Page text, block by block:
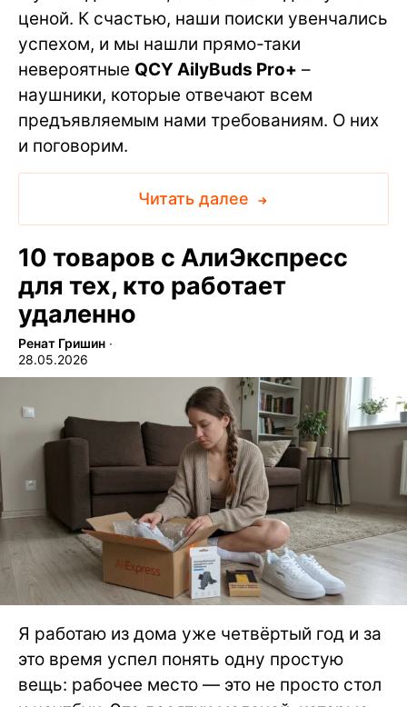
ценой. К счастью, наши поиски увенчались
успехом, и мы нашли прямо-таки
невероятные QCY AilyBuds Pro+ –
наушники, которые отвечают всем
предъявляемым нами требованиям. О них
и поговорим.
Читать далее
10 товаров с АлиЭкспресс
для тех, кто работает
удаленно
Ренат Гришин ∙
28.05.2026
Я работаю из дома уже четвёртый год и за
это время успел понять одну простую
вещь: рабочее место — это не просто стол